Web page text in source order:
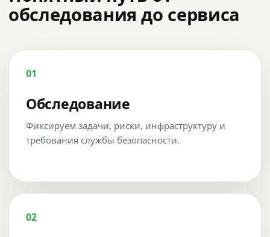
обследования до сервиса
01
Обследование
Фиксируем задачи, риски, инфраструктуру и
требования службы безопасности.
02